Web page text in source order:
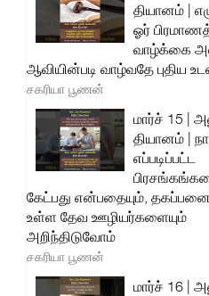
தியானம் |
ஓர்
வாழ்க்கை
ஆவியின்படி வாழ்வதே புதிய
சகரியா பூணன்
மார்ச் 15 |
தியானம் |
எப்படிப்பட்ட
கேட்பது என்பதையும்,
உள்ள தேவ ஊழியர்களையும்
அறிந்திடுவோம்
சகரியா பூணன்
மார்ச் 16 |